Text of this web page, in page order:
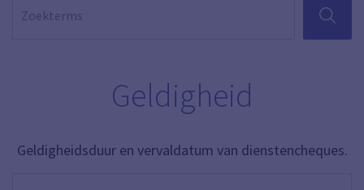
ZOEKEN
Geldigheid
Geldigheidsduur en vervaldatum van dienstencheques.